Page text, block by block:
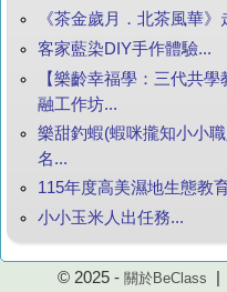
《茶金歲月．北茶風華
客家藍染DIY手作體驗...
【樂齡幸福學：三代共
融工作坊...
樂甜釣蝦(蝦咪攏知小小
名...
115年度高美濕地生態教
小小玉米人出任務...
© 2025 - 關於BeClass